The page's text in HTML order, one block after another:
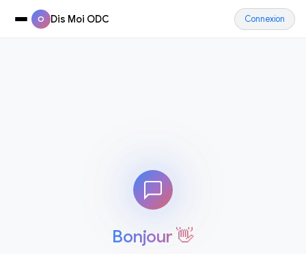
O Dis Moi ODC Connexion
Bonjour 👋